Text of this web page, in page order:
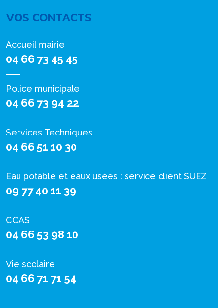
VOS CONTACTS
Accueil mairie
04 66 73 45 45
Police municipale
04 66 73 94 22
Services Techniques
04 66 51 10 30
Eau potable et eaux usées : service client SUEZ
09 77 40 11 39
CCAS
04 66 53 98 10
Vie scolaire
04 66 71 71 54